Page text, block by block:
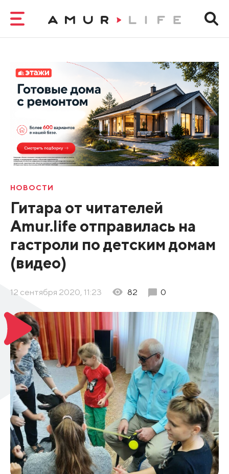
НОВОСТИ
Гитара от читателей
Amur.life отправилась на
гастроли по детским домам
(видео)
12 сентября 2020, 11:23 82 0